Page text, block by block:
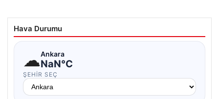
Hava Durumu
☁Ankara
NaN°C
ŞEHIR SEÇ